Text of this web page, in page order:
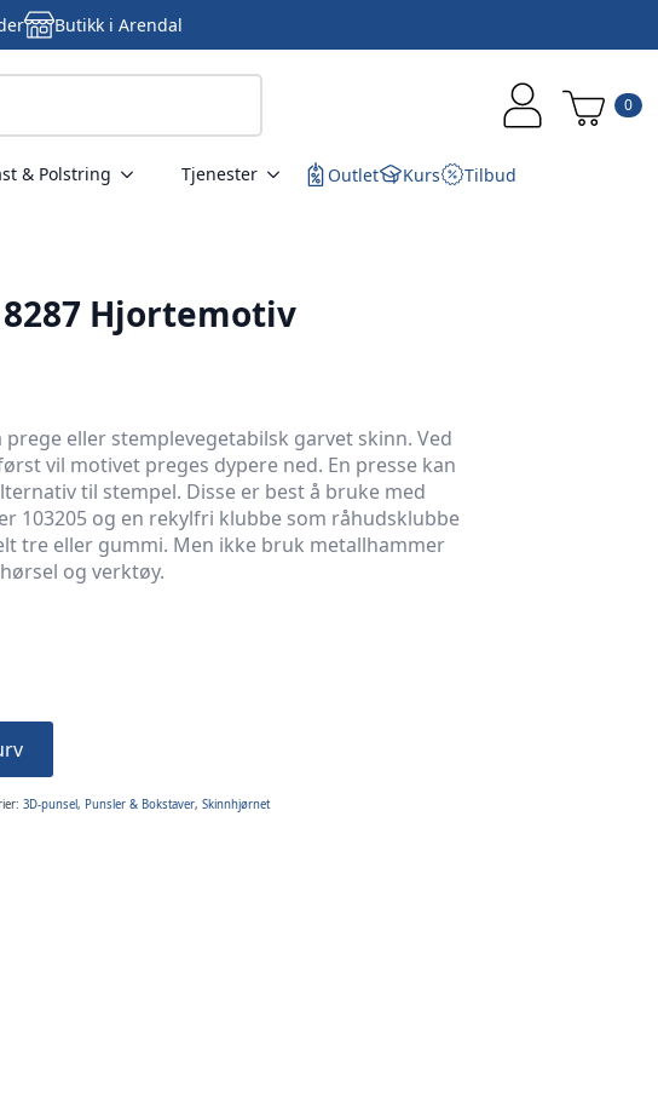
Butikk i Arendal
0
& Polstring Tjenester Outlet Kurs Tilbud
8287 Hjortemotiv
eller stemplevegetabilsk garvet skinn. Ved
vil motivet preges dypere ned. En presse kan
til stempel. Disse er best å bruke med
103205 og en rekylfri klubbe som råhudsklubbe
tre eller gummi. Men ikke bruk metallhammer
og verktøy.
3D-punsel, Punsler & Bokstaver, Skinnhjørnet